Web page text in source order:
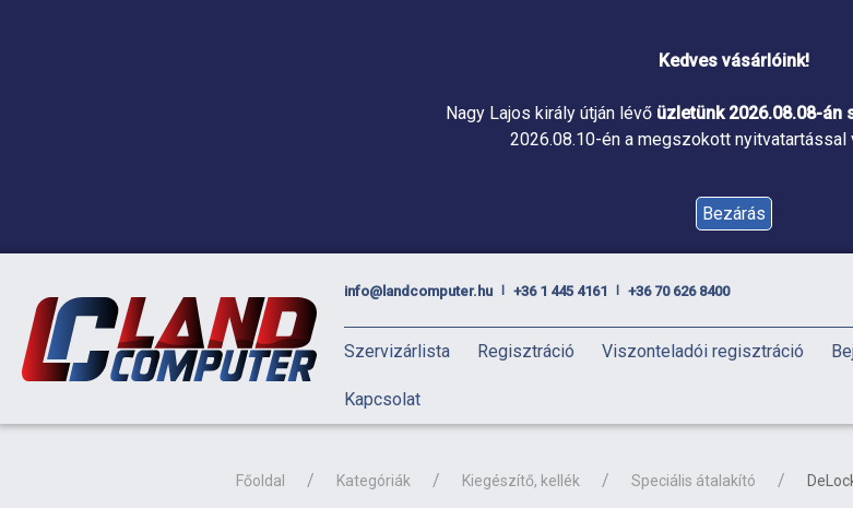
Kedves vásárlóink!
Nagy Lajos király útján lévő üzletünk 2026.08.08-án
2026.08.10-én a megszokott nyitvatartással
Bezárás
info@landcomputer.hu +36 1 445 4161 +36 70 626 8400
Szervizárlista Regisztráció Viszonteladói regisztráció
Kapcsolat
Főoldal Kategóriák Kiegészítő, kellék Speciális átalakító